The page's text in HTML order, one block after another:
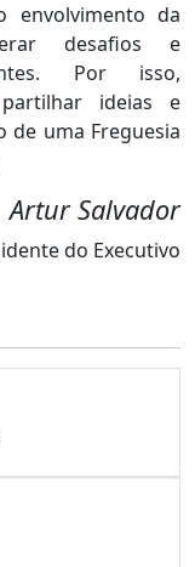
envolvimento da
desafios e
Por isso,
ideias e
de uma Freguesia
Artur Salvador
do Executivo